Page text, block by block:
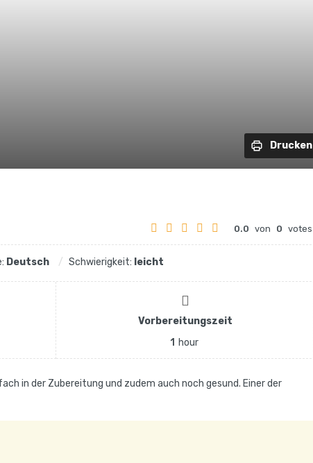
Drucken
0.0 von 0 votes
Deutsch Schwierigkeit: leicht
Vorbereitungszeit
1 hour
in der Zubereitung und zudem auch noch gesund. Einer der